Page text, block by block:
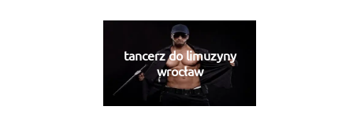
tancerz do limuzyny
wrocław